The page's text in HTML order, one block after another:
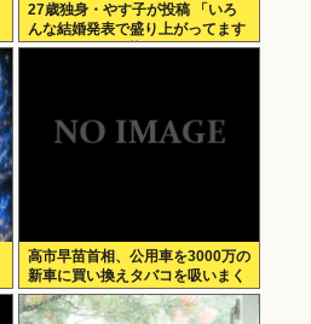
27歳独身・やす子が投稿 「いろ
んな結婚発表で盛り上がってます
が アラサー1人暮らしも…」
高市早苗首相、公用車を3000万の
新車に買い換えタバコを吸いまく
っていた